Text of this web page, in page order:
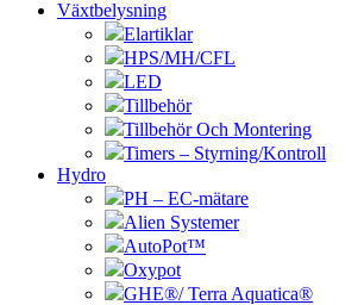
Växtbelysning
Elartiklar
HPS/MH/CFL
LED
Tillbehör
Tillbehör Och Montering
Timers – Styrning/Kontroll
Hydro
PH – EC-mätare
Alien Systemer
AutoPot™
Oxypot
GHE®/ Terra Aquatica®